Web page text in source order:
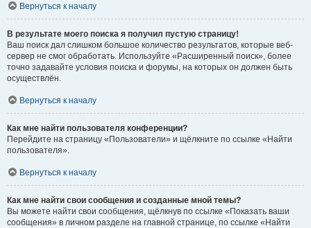
Вернуться к началу
В результате моего поиска я получил пустую страницу!
Ваш поиск дал слишком большое количество результатов, которые веб-
сервер не смог обработать. Используйте «Расширенный поиск», более
точно задавайте условия поиска и форумы, на которых он должен быть
осуществлён.
Вернуться к началу
Как мне найти пользователя конференции?
Перейдите на страницу «Пользователи» и щёлкните по ссылке «Найти
пользователя».
Вернуться к началу
Как мне найти свои сообщения и созданные мной темы?
Вы можете найти свои сообщения, щёлкнув по ссылке «Показать ваши
сообщения» в личном разделе на главной странице, по ссылке «Найти